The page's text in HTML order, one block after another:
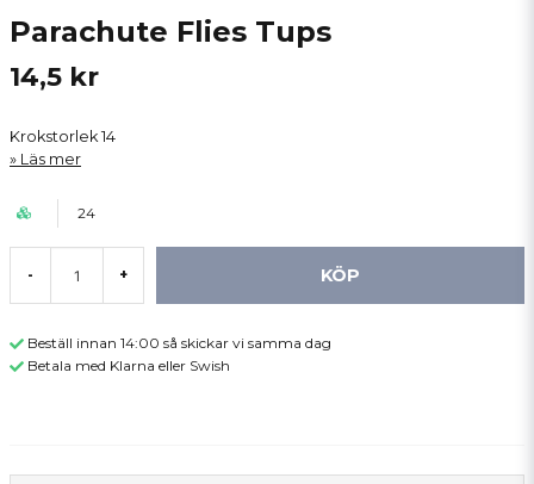
Parachute Flies Tups
14,5 kr
Krokstorlek 14
Läs mer
24
- + KÖP
Beställ innan 14:00 så skickar vi samma dag
Betala med Klarna eller Swish